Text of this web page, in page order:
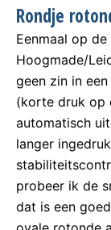
Rondje
Eenmaal op
Hoogmade/
geen zin in
(korte druk op
automatisch
langer
probeer ik de
dat is een